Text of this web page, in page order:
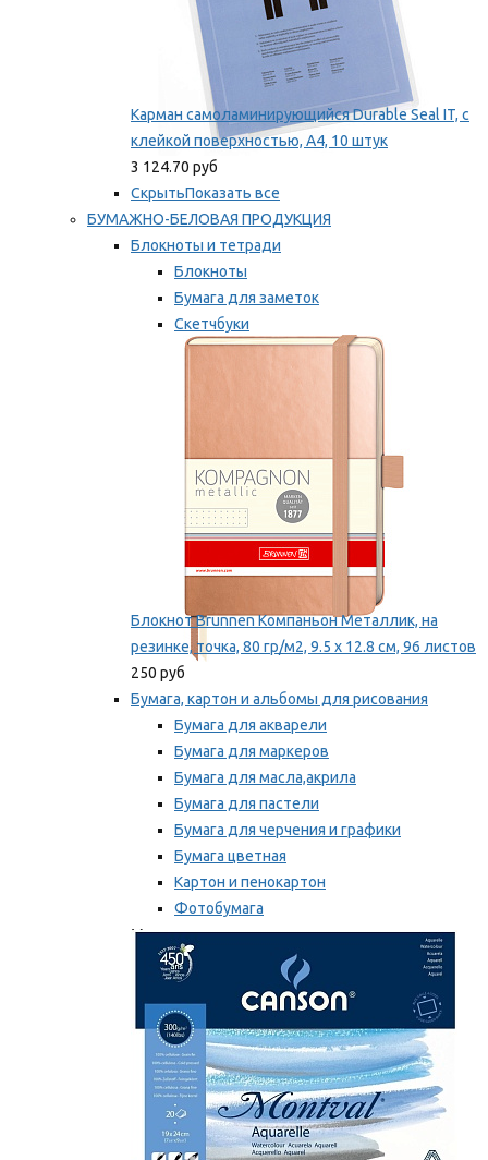
Карман самоламинирующийся Durable Seal IT, с
клейкой поверхностью, A4, 10 штук
3 124.70 руб
СкрытьПоказать все
БУМАЖНО-БЕЛОВАЯ ПРОДУКЦИЯ
Блокноты и тетради
Блокноты
Бумага для заметок
Скетчбуки
Тетради
Блокнот Brunnen Компаньон Металлик, на
резинке, точка, 80 гр/м2, 9.5 х 12.8 см, 96 листов
250 руб
Бумага, картон и альбомы для рисования
Бумага для акварели
Бумага для маркеров
Бумага для масла,акрила
Бумага для пастели
Бумага для черчения и графики
Бумага цветная
Картон и пенокартон
Фотобумага
Мы рекомендуем